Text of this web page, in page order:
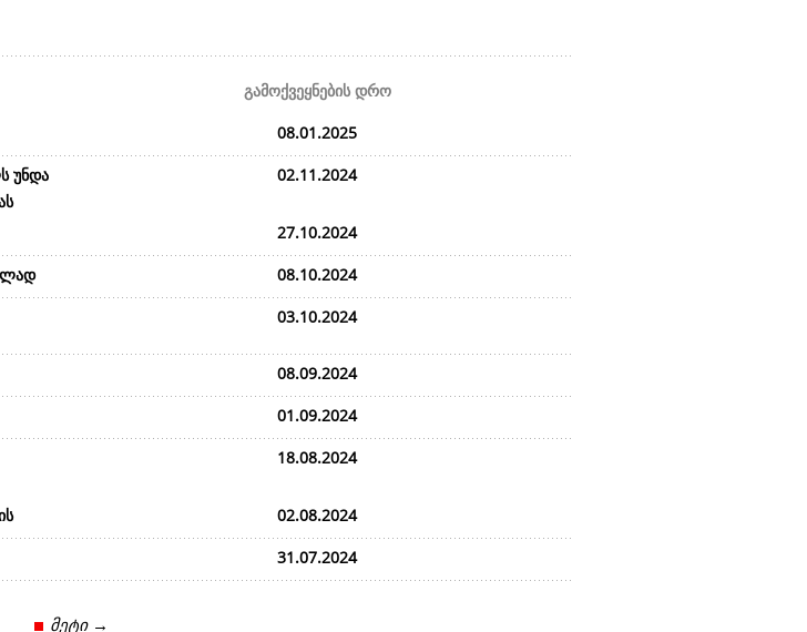
გამოქვეყნების დრო
08.01.2025
უნდა
02.11.2024
27.10.2024
08.10.2024
03.10.2024
08.09.2024
01.09.2024
18.08.2024
02.08.2024
31.07.2024
მეტი →